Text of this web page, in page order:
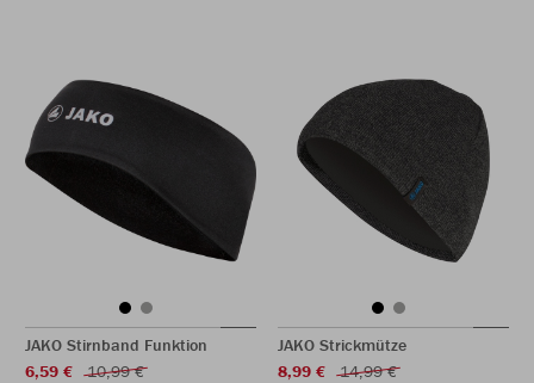
JAKO Stirnband Funktion
6,59 €
10,99 €
JAKO Strickmütze
8,99 €
14,99 €